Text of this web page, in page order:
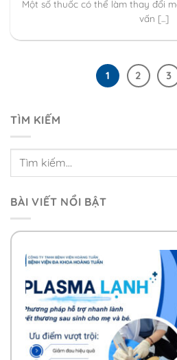
Một số thuốc có thể làm thay đổi
vấn [...]
1 2 3
TÌM KIẾM
BÀI VIẾT NỔI BẬT